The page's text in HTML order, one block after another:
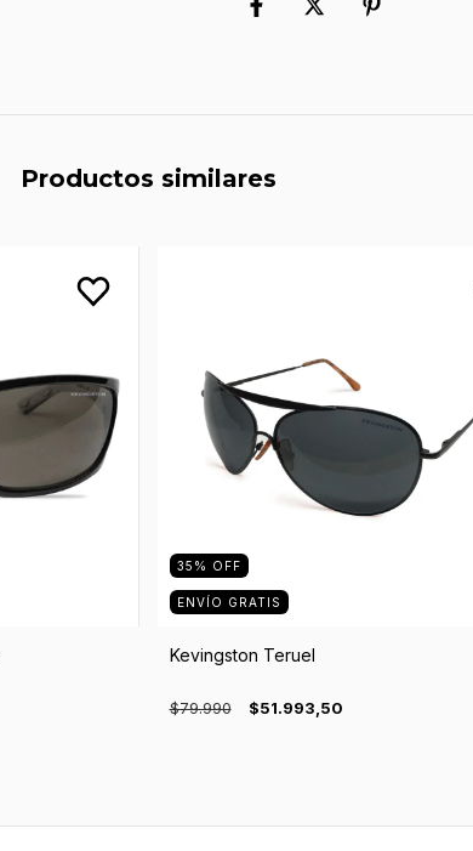
Productos similares
35 % OFF
ENVÍO GRATIS
Kevingston Teruel
$79.990 $51.993,50